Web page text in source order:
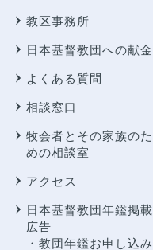
教区事務所
日本基督教団への献金
よくある質問
相談窓口
牧会者とその家族のた
めの相談室
アクセス
日本基督教団年鑑掲載
広告
・教団年鑑お申し込み